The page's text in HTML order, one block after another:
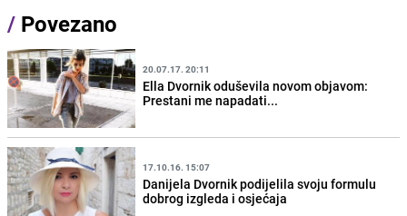
/ Povezano
20.07.17. 20:11
Ella Dvornik oduševila novom objavom:
Prestani me napadati...
17.10.16. 15:07
Danijela Dvornik podijelila svoju formulu
dobrog izgleda i osjećaja